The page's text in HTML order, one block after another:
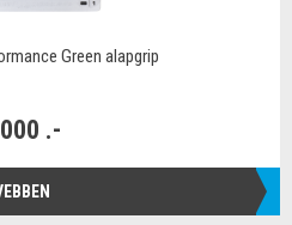
Green alapgrip
.-